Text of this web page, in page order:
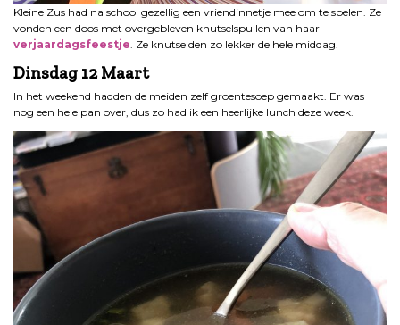
Kleine Zus had na school gezellig een vriendinnetje mee om te spelen. Ze
vonden een doos met overgebleven knutselspullen van haar
verjaardagsfeestje. Ze knutselden zo lekker de hele middag.
Dinsdag 12 Maart
In het weekend hadden de meiden zelf groentesoep gemaakt. Er was
nog een hele pan over, dus zo had ik een heerlijke lunch deze week.